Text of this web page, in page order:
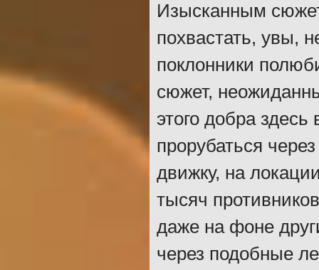
Изысканным
похвастать, увы,
поклонники
сюжет,
этого добра здесь
прорубаться
движку, на
тысяч
даже на фоне
через подобные